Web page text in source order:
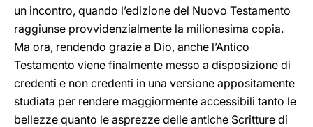
un incontro, quando l’edizione del Nuovo Testamento
raggiunse provvidenzialmente la milionesima copia.
Ma ora, rendendo grazie a Dio, anche l’Antico
Testamento viene finalmente messo a disposizione di
credenti e non credenti in una versione appositamente
studiata per rendere maggiormente accessibili tanto le
bellezze quanto le asprezze delle antiche Scritture di